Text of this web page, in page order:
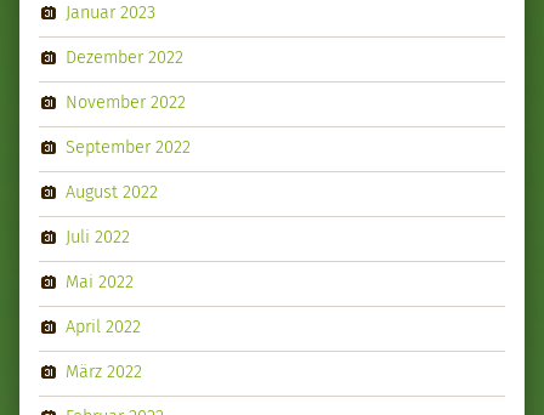
Januar 2023
Dezember 2022
November 2022
September 2022
August 2022
Juli 2022
Mai 2022
April 2022
März 2022